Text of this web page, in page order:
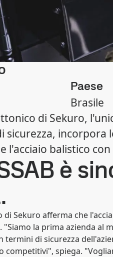
Paese
Brasile
di Sekuro,
sicurezza,
l'acciaio balistico
è
Sekuro afferma che
la prima azienda al
termini di sicurezza
competitivi", spiega.